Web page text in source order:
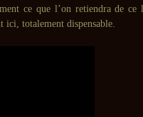
ce que l’on retiendra de ce
ici, totalement dispensable.